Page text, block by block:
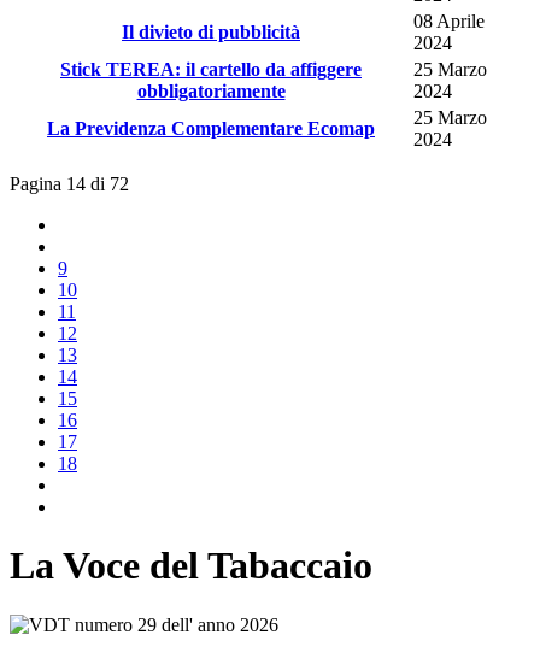
Il divieto di pubblicità
08 Aprile
2024
Stick TEREA: il cartello da affiggere
obbligatoriamente
25 Marzo
2024
La Previdenza Complementare Ecomap
25 Marzo
2024
Pagina 14 di 72
9
10
11
12
13
14
15
16
17
18
La Voce del Tabaccaio